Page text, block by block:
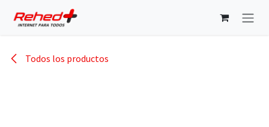
Todos los productos